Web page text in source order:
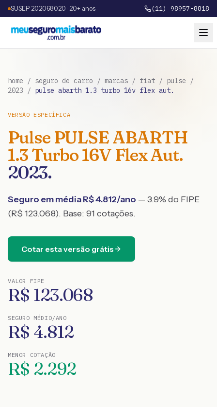
SUSEP 202068020 · 20+ anos (11) 98957-8818
home / seguro de carro / marcas / fiat / pulse /
2023 / pulse abarth 1.3 turbo 16v flex aut.
VERSÃO ESPECÍFICA
Pulse PULSE ABARTH
1.3 Turbo 16V Flex Aut.
2023.
Seguro em média R$4.812/ano — 3.9% do FIPE
(R$ 123.068). Base: 91 cotações.
Cotar esta versão grátis
VALOR FIPE
R$ 123.068
SEGURO MÉDIO/ANO
R$ 4.812
MENOR COTAÇÃO
R$ 2.292